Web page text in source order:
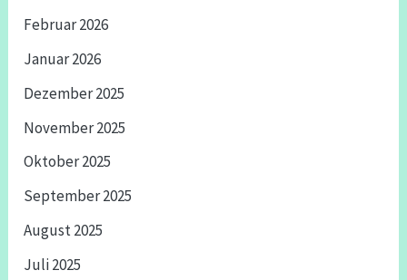
Februar 2026
Januar 2026
Dezember 2025
November 2025
Oktober 2025
September 2025
August 2025
Juli 2025